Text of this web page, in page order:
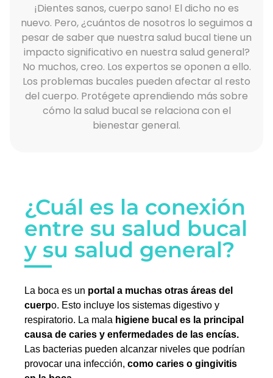
¡Dientes sanos, cuerpo sano! El dicho no es
nuevo. Pero, ¿cuántos de nosotros lo seguimos a
pesar de saber que nuestra salud bucal tiene un
impacto significativo en nuestra salud general?
No muchos, creo. Los expertos se oponen a ello.
Los problemas bucales pueden afectar al resto
del cuerpo. Protégete aprendiendo más sobre
cómo la salud bucal se relaciona con el
bienestar general.
¿Cuál es la conexión
entre su salud bucal
y su salud general?
La boca es un portal a muchas otras áreas del
cuerpo. Esto incluye los sistemas digestivo y
respiratorio. La mala higiene bucal es la principal
causa de caries y enfermedades de las encías.
Las bacterias pueden alcanzar niveles que podrían
provocar una infección, como caries o gingivitis